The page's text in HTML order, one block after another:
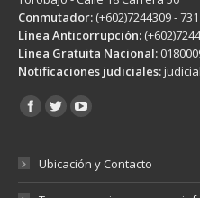
Conmutador: (+602)7244309 -
Línea Anticorrupción:
Línea Gratuita Nacional:
Notificaciones judiciales:
Encuéntranos en:
Ubicación y Contacto